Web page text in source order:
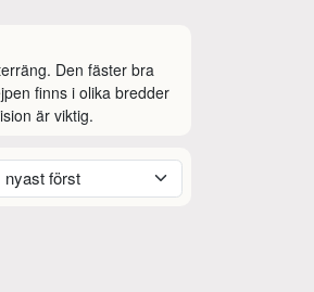
Den fäster bra
finns i olika bredder
är viktig.